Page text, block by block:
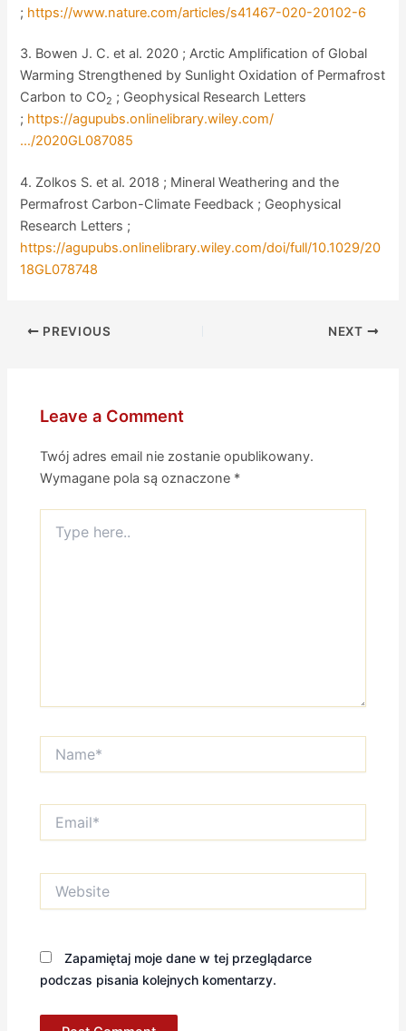
; https://www.nature.com/articles/s41467-020-20102-6
3. Bowen J. C. et al. 2020 ; Arctic Amplification of Global
Warming Strengthened by Sunlight Oxidation of Permafrost
Carbon to CO2 ; Geophysical Research Letters
; https://agupubs.onlinelibrary.wiley.com/
…/2020GL087085
4. Zolkos S. et al. 2018 ; Mineral Weathering and the
Permafrost Carbon-Climate Feedback ; Geophysical
Research Letters ;
https://agupubs.onlinelibrary.wiley.com/doi/full/10.1029/20
18GL078748
PREVIOUS NEXT
Leave a Comment
Twój adres email nie zostanie opublikowany.
Wymagane pola są oznaczone *
here..
Zapamiętaj moje dane w tej przeglądarce
podczas pisania kolejnych komentarzy.